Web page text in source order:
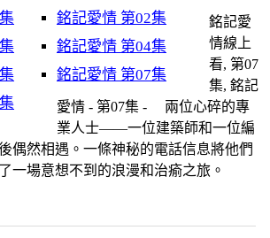
銘記愛情 第02集
銘記愛情 第04集
銘記愛情 第07集
銘記愛
情線上
看, 第07
集, 銘記
愛情 - 第07集 - 兩位心碎的專
業人士——一位建築師和一位編
然相遇。一條神秘的電話信息將他們
一場意想不到的浪漫和治瘉之旅。